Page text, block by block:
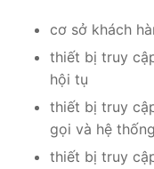
cơ sở khách
thiết bị truy
hội tụ
thiết bị truy
gọi và hệ
thiết bị truy